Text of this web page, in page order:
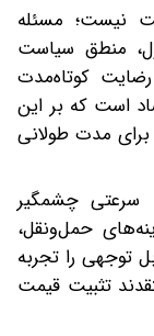
نیست؛ مسئله
منطق سیاست
کوتاه‌مدت
است که بر این
مدت طولانی
سرعتی چشمگیر
حمل‌ونقل،
توجهی را تجربه
تثبیت قیمت